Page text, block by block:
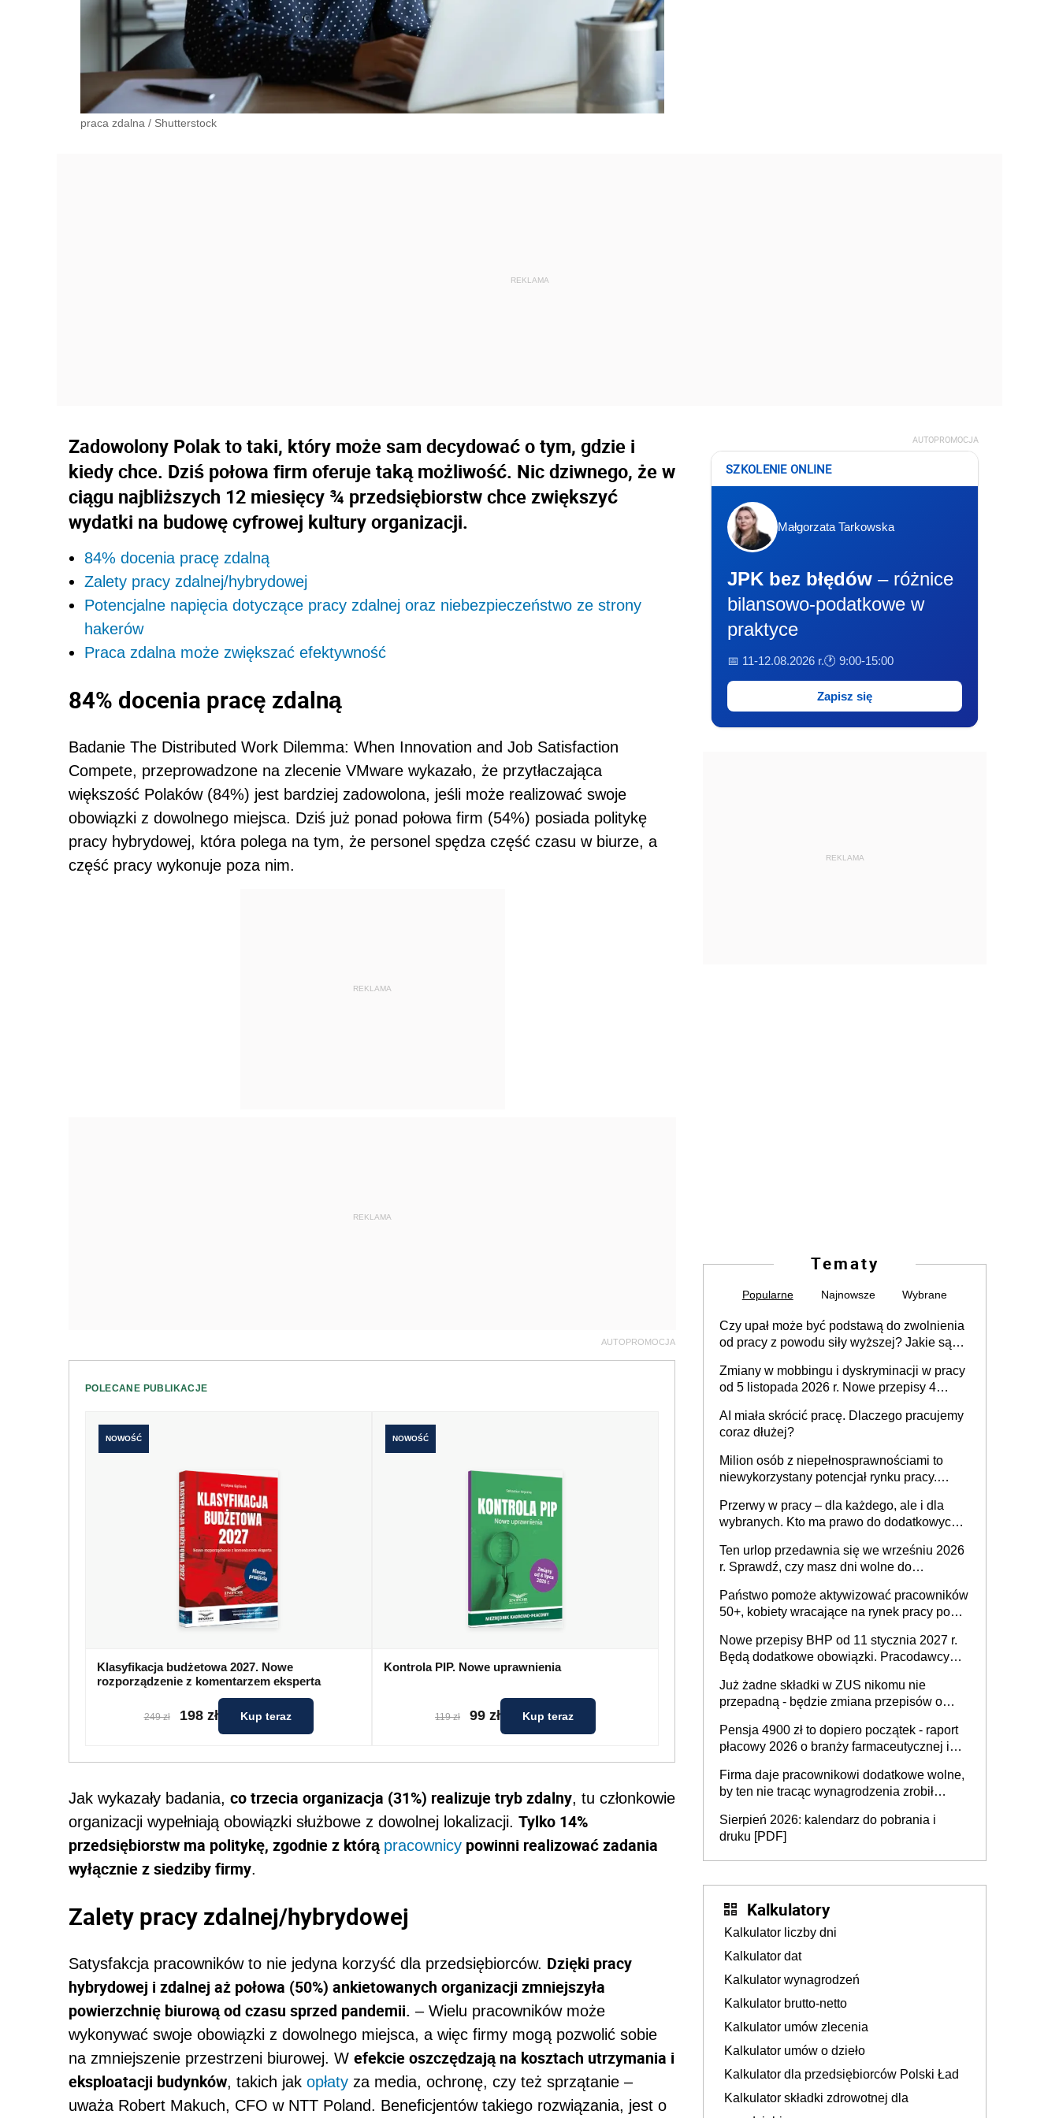
praca zdalna / Shutterstock
Zadowolony Polak to taki, który może sam decydować o tym, gdzie i
kiedy chce. Dziś połowa firm oferuje taką możliwość. Nic dziwnego, że w
ciągu najbliższych 12 miesięcy ¾ przedsiębiorstw chce zwiększyć
wydatki na budowę cyfrowej kultury organizacji.
84% docenia pracę zdalną
Zalety pracy zdalnej/hybrydowej
Potencjalne napięcia dotyczące pracy zdalnej oraz niebezpieczeństwo ze strony
hakerów
Praca zdalna może zwiększać efektywność
84% docenia pracę zdalną
Badanie The Distributed Work Dilemma: When Innovation and Job Satisfaction
Compete, przeprowadzone na zlecenie VMware wykazało, że przytłaczająca
większość Polaków (84%) jest bardziej zadowolona, jeśli może realizować swoje
obowiązki z dowolnego miejsca. Dziś już ponad połowa firm (54%) posiada politykę
pracy hybrydowej, która polega na tym, że personel spędza część czasu w biurze, a
część pracy wykonuje poza nim.
REKLAMA
REKLAMA
AUTOPROMOCJA
POLECANE PUBLIKACJE
NOWOŚĆ
Klasyfikacja budżetowa 2027. Nowe
rozporządzenie z komentarzem eksperta
249 zł 198 zł Kup teraz
NOWOŚĆ
Kontrola PIP. Nowe uprawnienia
119 zł 99 zł Kup teraz
Jak wykazały badania, co trzecia organizacja (31%) realizuje tryb zdalny, tu członkowie
organizacji wypełniają obowiązki służbowe z dowolnej lokalizacji. Tylko 14%
przedsiębiorstw ma politykę, zgodnie z którą pracownicy powinni realizować zadania
wyłącznie z siedziby firmy.
Zalety pracy zdalnej/hybrydowej
Satysfakcja pracowników to nie jedyna korzyść dla przedsiębiorców. Dzięki pracy
hybrydowej i zdalnej aż połowa (50%) ankietowanych organizacji zmniejszyła
powierzchnię biurową od czasu sprzed pandemii. – Wielu pracowników może
wykonywać swoje obowiązki z dowolnego miejsca, a więc firmy mogą pozwolić sobie
na zmniejszenie przestrzeni biurowej. W efekcie oszczędzają na kosztach utrzymania i
eksploatacji budynków, takich jak opłaty za media, ochronę, czy też sprzątanie –
uważa Robert Makuch, CFO w NTT Poland. Beneficjentów takiego rozwiązania, jest o
AUTOPROMOCJA
SZKOLENIE ONLINE
Małgorzata Tarkowska
JPK bez błędów – różnice
bilansowo-podatkowe w
praktyce
📅 11-12.08.2026 r.🕐 9:00-15:00
Zapisz się
REKLAMA
Tematy
Popularne Najnowsze Wybrane
Czy upał może być podstawą do zwolnienia
od pracy z powodu siły wyższej? Jakie są
Zmiany w mobbingu i dyskryminacji w pracy
od 5 listopada 2026 r. Nowe przepisy 4
Ustaw
AI miała skrócić pracę. Dlaczego pracujemy
coraz dłużej?
Milion osób z niepełnosprawnościami to
niewykorzystany potencjał rynku pracy.
dofinansowań czy refundacji, ale bariery po
stronie systemu i świadomości
pracodawców [WYWIAD]
Przerwy w pracy – dla każdego, ale i dla
wybranych. Kto ma prawo do dodatkowych
Ten urlop przedawnia się we wrześniu 2026
r. Sprawdź, czy masz dni wolne do
Państwo pomoże aktywizować pracowników
50+, kobiety wracające na rynek pracy po
osoby neuroatypowe. Powstanie Fundusz
na rzecz Inkluzywności w Zatrudnianiu?
Nowe przepisy BHP od 11 stycznia 2027 r.
Będą dodatkowe obowiązki. Pracodawcy
Już żadne składki w ZUS nikomu nie
przepadną - będzie zmiana przepisów o
ubezpieczeniom społecznym
Pensja 4900 zł to dopiero początek - raport
płacowy 2026 o branży farmaceutycznej i
Firma daje pracownikowi dodatkowe wolne,
by ten nie tracąc wynagrodzenia zrobił
sprawdza
Sierpień 2026: kalendarz do pobrania i
druku [PDF]
Kalkulatory
Kalkulator liczby dni
Kalkulator dat
Kalkulator wynagrodzeń
Kalkulator brutto-netto
Kalkulator umów zlecenia
Kalkulator umów o dzieło
Kalkulator dla przedsiębiorców Polski Ład
Kalkulator składki zdrowotnej dla